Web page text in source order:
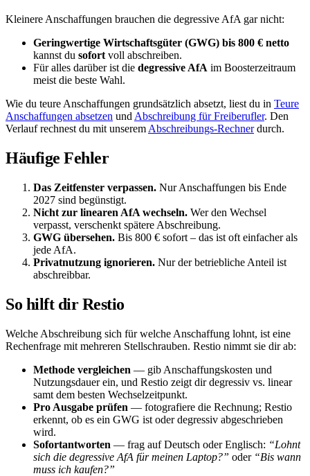
Kleinere Anschaffungen brauchen die degressive AfA gar nicht:
Geringwertige Wirtschaftsgüter (GWG) bis 800 € netto
kannst du sofort voll abschreiben.
Für alles darüber ist die degressive AfA im Boosterzeitraum
meist die beste Wahl.
Wie du teure Anschaffungen grundsätzlich absetzt, liest du in Teure
Anschaffungen absetzen und Abschreibung für Freiberufler. Den
Verlauf rechnest du mit unserem Abschreibungs-Rechnerdurch.
Häufige Fehler
Das Zeitfenster verpassen. Nur Anschaffungen bis Ende
2027 sind begünstigt.
Nicht zur linearen AfA wechseln. Wer den Wechsel
verpasst, verschenkt spätere Abschreibung.
GWG übersehen. Bis 800 € sofort – das ist oft einfacher als
jede AfA.
Privatnutzung ignorieren. Nur der betriebliche Anteil ist
abschreibbar.
So hilft dir Restio
Welche Abschreibung sich für welche Anschaffung lohnt, ist eine
Rechenfrage mit mehreren Stellschrauben. Restio nimmt sie dir ab:
Methode vergleichen — gib Anschaffungskosten und
Nutzungsdauer ein, und Restio zeigt dir degressiv vs. linear
samt dem besten Wechselzeitpunkt.
Pro Ausgabe prüfen — fotografiere die Rechnung; Restio
erkennt, ob es ein GWG ist oder degressiv abgeschrieben
wird.
Sofortantworten — frag auf Deutsch oder Englisch: “Lohnt
sich die degressive AfA für meinen Laptop?” oder “Bis wann
muss ich kaufen?”